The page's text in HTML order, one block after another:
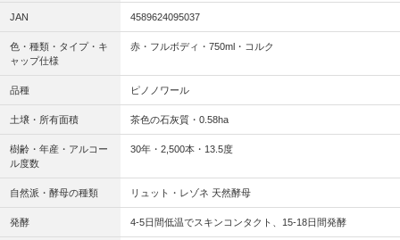
JAN 4589624095037
色・種類・タイプ・キ
ャップ仕様
赤・フルボディ・750ml・コルク
品種 ピノノワール
土壌・所有面積 茶色の石灰質・0.58ha
樹齢・年産・アルコー
ル度数
30年・2,500本・13.5度
自然派・酵母の種類 リュット・レゾネ 天然酵母
発酵 4-5日間低温でスキンコンタクト、15-18日間発酵